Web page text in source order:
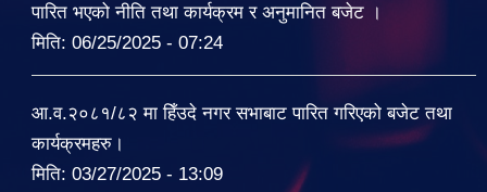
पारित भएको नीति तथा कार्यक्रम र अनुमानित बजेट ।
मिति: 06/25/2025 - 07:24
आ.व.२०८१/८२ मा हिँउदे नगर सभाबाट पारित गरिएको बजेट तथा
कार्यक्रमहरु।
मिति: 03/27/2025 - 13:09